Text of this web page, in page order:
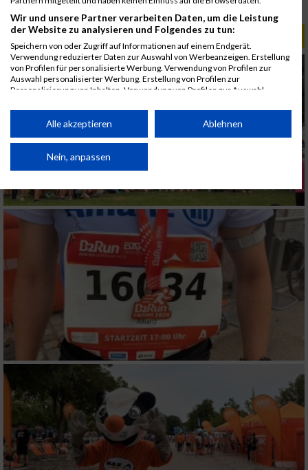
ALBUM B2RUN MÜNCHEN / 15.07.2026
Wir und unsere Partner verarbeiten Daten, um die Leistung
der Website zu analysieren und Folgendes zu tun:
Speichern von oder Zugriff auf Informationen auf einem Endgerät.
Verwendung reduzierter Daten zur Auswahl von Werbeanzeigen. Erstellung
von Profilen für personalisierte Werbung. Verwendung von Profilen zur
Auswahl personalisierter Werbung. Erstellung von Profilen zur
Personalisierung von Inhalten. Verwendung von Profilen zur Auswahl
Performance von Inhalten. Analyse von Zielgruppen durch Statistiken oder
Kombinationen von Daten aus verschiedenen Quellen. Entwicklung und
von Inhalten.
Daten können außerhalb der Europäischen Union weitergegeben und in die
Website/App.
Partnerliste anzeigen (1 IAB-Anbieter)
Wir nutzen Ihre Daten für folgende Zwecke:
IAB-Verarbeitungszwecke:
Speichern von oder Zugriff auf Informationen
auf einem Endgerät
Verwendung reduzierter Daten zur Auswahl
von Werbeanzeigen
Erstellung von Profilen für personalisierte
Verwendung von Profilen zur Auswahl
personalisierter Werbung
Erstellung von Profilen zur Personalisierung
von Inhalten
Alle akzeptieren Ablehnen
Nein, anpassen